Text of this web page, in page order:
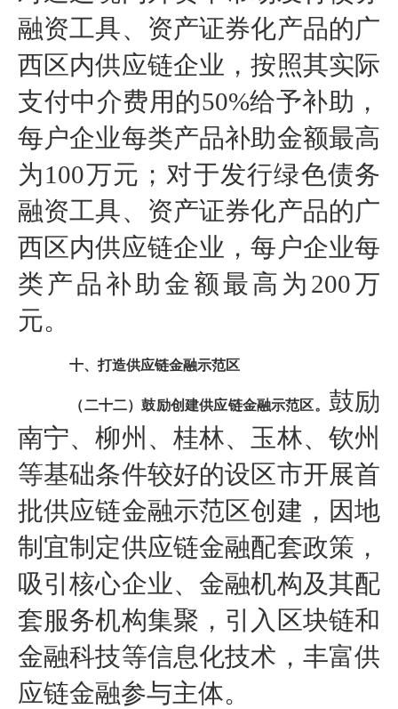
融资工具、资产证券化产品的广
西区内供应链企业，按照其实际
支付中介费用的50%给予补助，
每户企业每类产品补助金额最高
为100万元；对于发行绿色债务
融资工具、资产证券化产品的广
西区内供应链企业，每户企业每
类产品补助金额最高为200万
元。
十、打造供应链金融示范区
（二十二）鼓励创建供应链金融示范区。 鼓励
南宁、柳州、桂林、玉林、钦州
等基础条件较好的设区市开展首
批供应链金融示范区创建，因地
制宜制定供应链金融配套政策，
吸引核心企业、金融机构及其配
套服务机构集聚，引入区块链和
金融科技等信息化技术，丰富供
应链金融参与主体。